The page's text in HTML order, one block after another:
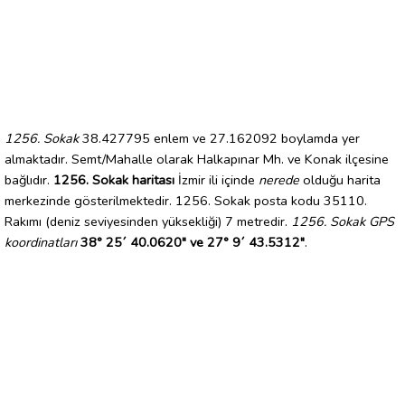
1256. Sokak38.427795 enlem ve 27.162092 boylamda yer
almaktadır. Semt/Mahalle olarak Halkapınar Mh. ve Konak ilçesine
bağlıdır. 1256. Sokak haritası İzmir ili içinde nerede olduğu harita
merkezinde gösterilmektedir. 1256. Sokak posta kodu 35110.
Rakımı (deniz seviyesinden yüksekliği) 7 metredir. 1256. Sokak GPS
koordinatları 38° 25´ 40.0620" ve 27° 9´ 43.5312".